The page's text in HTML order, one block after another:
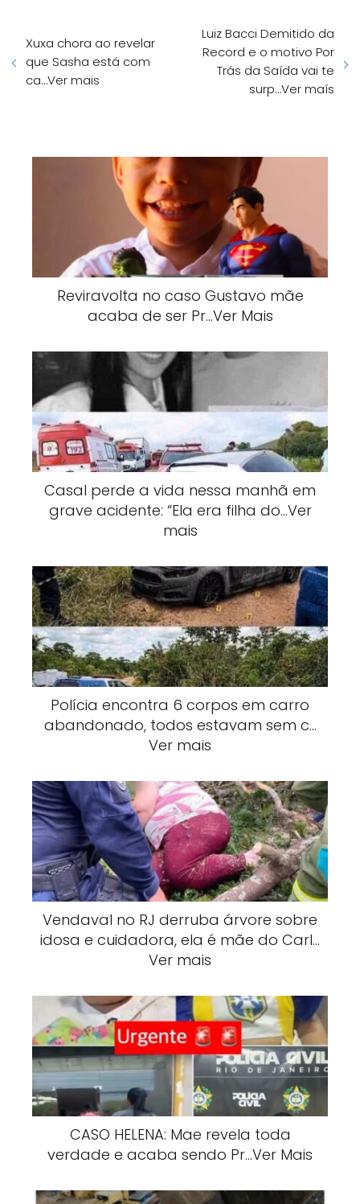
Xuxa chora ao revelar
que Sasha está com
ca…Ver mais
Luiz Bacci Demitido da
Record e o motivo Por
Trás da Saída vai te
surp…Ver maís
Reviravolta no caso Gustavo mãe
acaba de ser Pr…Ver Mais
Casal perde a vida nessa manhã em
grave acidente: “Ela era filha do…Ver
mais
Polícia encontra 6 corpos em carro
abandonado, todos estavam sem c…
Ver mais
Vendaval no RJ derruba árvore sobre
idosa e cuidadora, ela é mãe do Carl…
Ver mais
CASO HELENA: Mae revela toda
verdade e acaba sendo Pr…Ver Mais